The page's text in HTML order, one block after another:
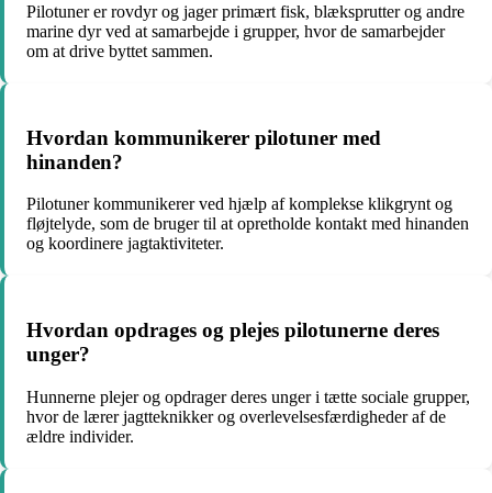
Pilotuner er rovdyr og jager primært fisk, blæksprutter og andre
marine dyr ved at samarbejde i grupper, hvor de samarbejder
om at drive byttet sammen.
Hvordan kommunikerer pilotuner med
hinanden?
Pilotuner kommunikerer ved hjælp af komplekse klikgrynt og
fløjtelyde, som de bruger til at opretholde kontakt med hinanden
og koordinere jagtaktiviteter.
Hvordan opdrages og plejes pilotunerne deres
unger?
Hunnerne plejer og opdrager deres unger i tætte sociale grupper,
hvor de lærer jagtteknikker og overlevelsesfærdigheder af de
ældre individer.